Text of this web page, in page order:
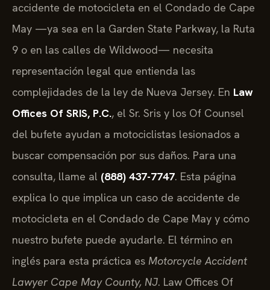
accidente de motocicleta en el Condado de Cape
May —ya sea en la Garden State Parkway, la Ruta
9 o en las calles de Wildwood— necesita
representación legal que entienda las
complejidades de la ley de Nueva Jersey. En Law
Offices Of SRIS, P.C., el Sr. Sris y los Of Counsel
del bufete ayudan a motociclistas lesionados a
buscar compensación por sus daños. Para una
consulta, llame al (888) 437-7747. Esta página
explica lo que implica un caso de accidente de
motocicleta en el Condado de Cape May y cómo
nuestro bufete puede ayudarle. El término en
inglés para esta práctica es Motorcycle Accident
Lawyer Cape May County, NJ. Law Offices Of